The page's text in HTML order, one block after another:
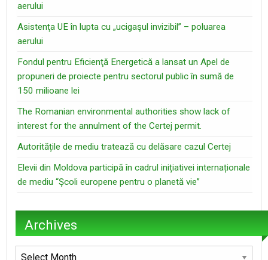
aerului
Asistenţa UE în lupta cu „ucigaşul invizibil” – poluarea
aerului
Fondul pentru Eficienţă Energetică a lansat un Apel de
propuneri de proiecte pentru sectorul public în sumă de
150 milioane lei
The Romanian environmental authorities show lack of
interest for the annulment of the Certej permit.
Autoritățile de mediu tratează cu delăsare cazul Certej
Elevii din Moldova participă în cadrul inițiativei internaționale
de mediu “Şcoli europene pentru o planetă vie”
Archives
Archives